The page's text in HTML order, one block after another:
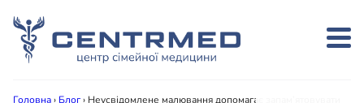
Головна› Блог› Неусвідомлене малювання допомагає запам’ятовувати